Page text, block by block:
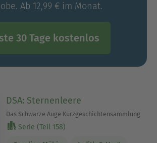
Ab 12,99 € im Monat.
30 Tage kostenlos
DSA: Sternenleere
Das Schwarze Auge Kurzgeschichtensammlung
Serie (Teil 158)